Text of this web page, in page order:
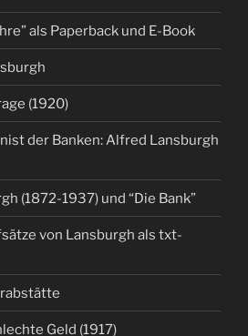
als Paperback und E-Book
(1920)
der Banken: Alfred Lansburgh
(1872-1937) und “Die Bank”
von Lansburgh als txt-
Geld (1917)